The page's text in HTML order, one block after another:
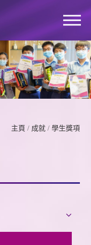
主頁 / 成就 / 學生獎項